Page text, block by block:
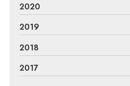
2020
2019
2018
2017